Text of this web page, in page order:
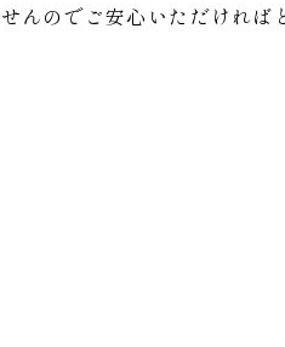
んのでご安心いただければ